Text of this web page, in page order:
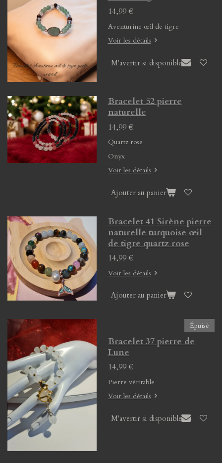
14,99 €
Aventurine œil de tigre
Voir les détails
M'avertir si disponible
Bracelet 52 pierre
naturelle
14,99 €
Quartz rose
Onyx
Voir les détails
Ajouter au panier
Bracelet 41 Sirène pierre
naturelle turquoise œil
de tigre quartz rose
14,99 €
Voir les détails
Ajouter au panier
Épuisé
Bracelet 37 pierre de
Lune
14,99 €
Pierre véritable
Voir les détails
M'avertir si disponible